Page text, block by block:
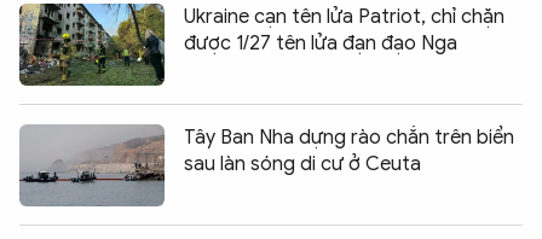
Ukraine cạn tên lửa Patriot, chỉ chặn
được 1/27 tên lửa đạn đạo Nga
Tây Ban Nha dựng rào chắn trên biển
sau làn sóng di cư ở Ceuta